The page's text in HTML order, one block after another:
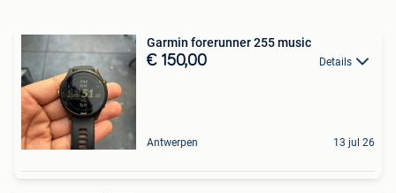
Garmin forerunner 255 music
€ 150,00 Details
Antwerpen 13 jul 26